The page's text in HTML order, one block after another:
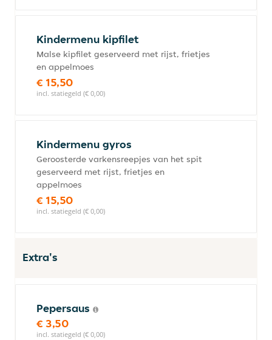
Kindermenu kipfilet
Malse kipfilet geserveerd met rijst, frietjes
en appelmoes
€ 15,50
incl. statiegeld (€ 0,00)
Kindermenu gyros
Geroosterde varkensreepjes van het spit
geserveerd met rijst, frietjes en
appelmoes
€ 15,50
incl. statiegeld (€ 0,00)
Extra's
Pepersaus
€ 3,50
incl. statiegeld (€ 0,00)